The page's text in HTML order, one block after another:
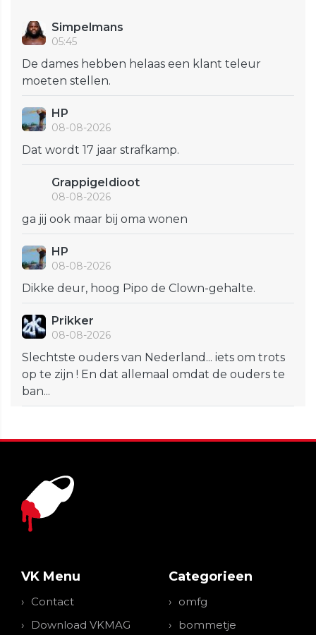
Simpelmans
05:45
De dames hebben helaas een klant teleur
moeten stellen.
HP
08-08-2026
Dat wordt 17 jaar strafkamp.
GrappigeIdioot
08-08-2026
ga jij ook maar bij oma wonen
HP
08-08-2026
Dikke deur, hoog Pipo de Clown-gehalte.
Prikker
08-08-2026
Slechtste ouders van Nederland... iets om trots
op te zijn ! En dat allemaal omdat de ouders te
ban...
VK Menu
Contact
Download VKMAG
Categorieen
omfg
bommetje